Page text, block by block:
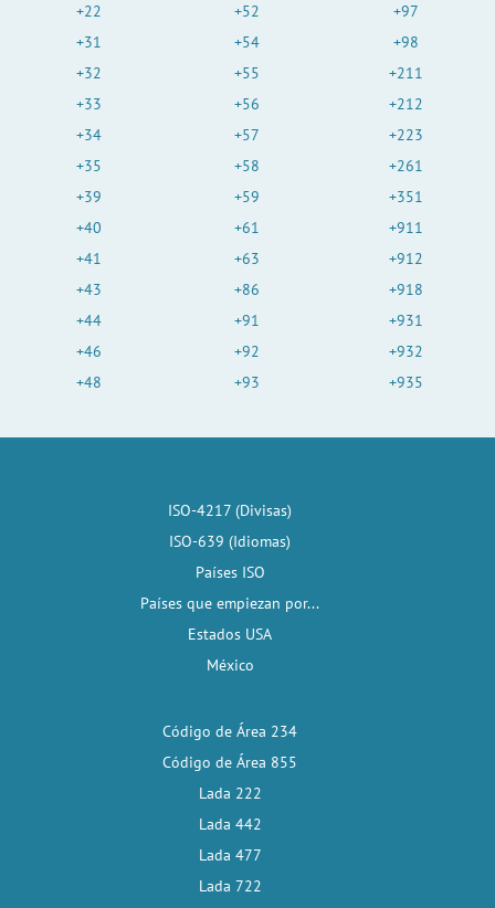
+22
+31
+32
+33
+34
+35
+39
+40
+41
+43
+44
+46
+48
+52
+54
+55
+56
+57
+58
+59
+61
+63
+86
+91
+92
+93
+97
+98
+211
+212
+223
+261
+351
+911
+912
+918
+931
+932
+935
ISO-4217 (Divisas)
ISO-639 (Idiomas)
Países ISO
Países que empiezan por...
Estados USA
México
Código de Área 234
Código de Área 855
Lada 222
Lada 442
Lada 477
Lada 722